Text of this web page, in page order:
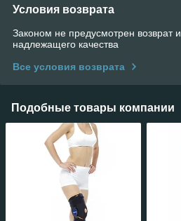
Условия возврата
Законом не предусмотрен возврат
надлежащего качества
Все условия возврата
Подобные товары компании